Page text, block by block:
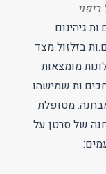
גיהינום
בזלזול מצד
מומצאות
שמישהו
מטופלת
של סרטן על